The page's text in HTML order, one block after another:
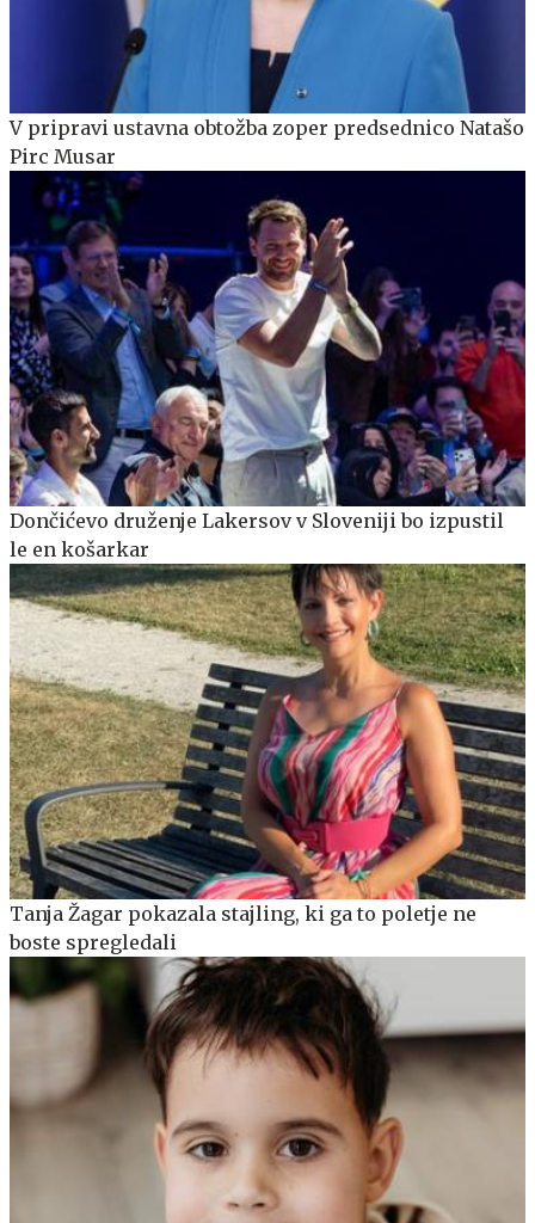
V pripravi ustavna obtožba zoper predsednico Natašo
Pirc Musar
Dončićevo druženje Lakersov v Sloveniji bo izpustil
le en košarkar
Tanja Žagar pokazala stajling, ki ga to poletje ne
boste spregledali